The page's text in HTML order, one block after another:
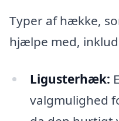
Typer af hække,
hjælpe med,
Ligusterhæk:
valgmulighed